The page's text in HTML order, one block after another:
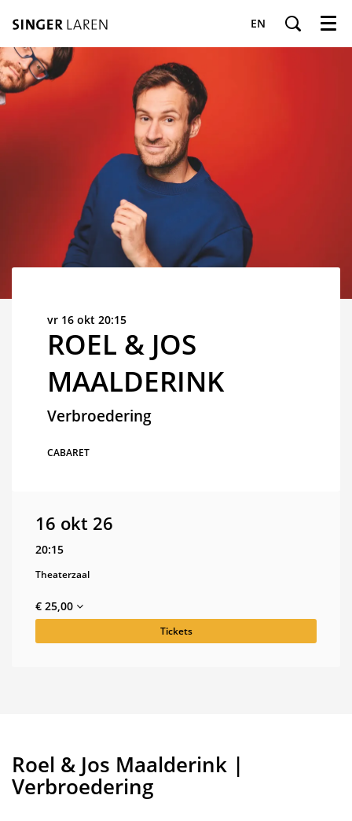
EN Menu
ROEL & JOS
MAALDERINK
Verbroedering
vr 16 okt 20:15
CABARET
16 okt 26
20:15
Theaterzaal
€ 25,00
Tickets
Roel & Jos Maalderink |
Verbroedering